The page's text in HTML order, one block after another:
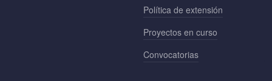
Política de extensión
Proyectos en curso
Convocatorias